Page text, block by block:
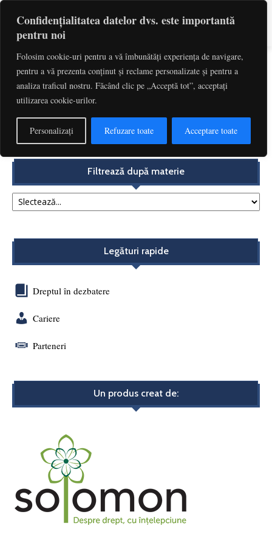
Confidențialitatea datelor dvs. este importantă
pentru noi
Folosim cookie-uri pentru a vă îmbunătăți experiența de navigare,
pentru a vă prezenta conținut și reclame personalizate și pentru a
analiza traficul nostru. Făcând clic pe „Acceptă tot”, acceptați
utilizarea cookie-urilor.
Personalizați Refuzare toate Acceptare toate
Etichetă: Marfuri
Statele membre nu pot impune o taxă pe exportul
energiei electrice produse pe teritoriul...
Redactia - decembrie 6, 2018
Filtrează după materie
Legături rapide
Dreptul în dezbatere
Cariere
Parteneri
Un produs creat de: